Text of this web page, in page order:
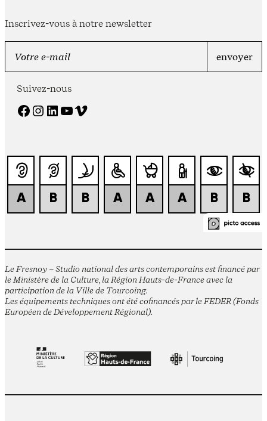
Inscrivez-vous à notre newsletter
Suivez-nous
Facebook Instagram LinkedIn YouTube Vimeo
Le Fresnoy – Studio national des arts contemporains est financé par
le Ministère de la Culture, la Région Hauts-de-France avec la
participation de la Ville de Tourcoing.
Les équipements techniques ont été cofinancés par le FEDER (Fonds
Européen de Développement Régional).